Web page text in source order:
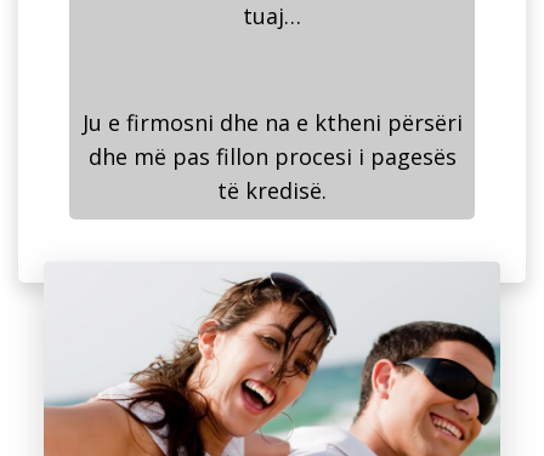
tuaj…
Ju e firmosni dhe na e ktheni përsëri
dhe më pas fillon procesi i pagesës
të kredisë.